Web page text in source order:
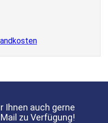
Ihnen auch gerne
zu Verfügung!